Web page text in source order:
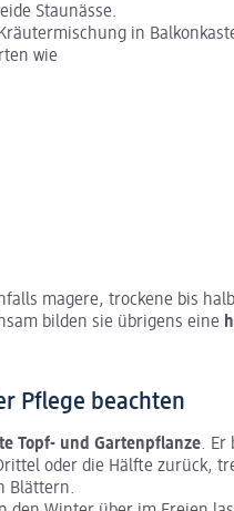
Staunässe.
in
wie
magere, trockene bis
bilden sie übrigens eine
Pflege beachten
Topf- und Gartenpflanze. Er
oder die Hälfte zurück,
Blättern.